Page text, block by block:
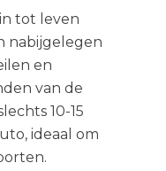
tot leven
nabijgelegen
en
van de
10-15
ideaal om